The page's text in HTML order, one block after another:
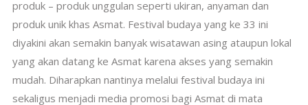
produk – produk unggulan seperti ukiran, anyaman dan
produk unik khas Asmat. Festival budaya yang ke 33 ini
diyakini akan semakin banyak wisatawan asing ataupun lokal
yang akan datang ke Asmat karena akses yang semakin
mudah. Diharapkan nantinya melalui festival budaya ini
sekaligus menjadi media promosi bagi Asmat di mata